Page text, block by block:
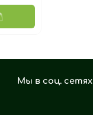
Мы в соц. сетях